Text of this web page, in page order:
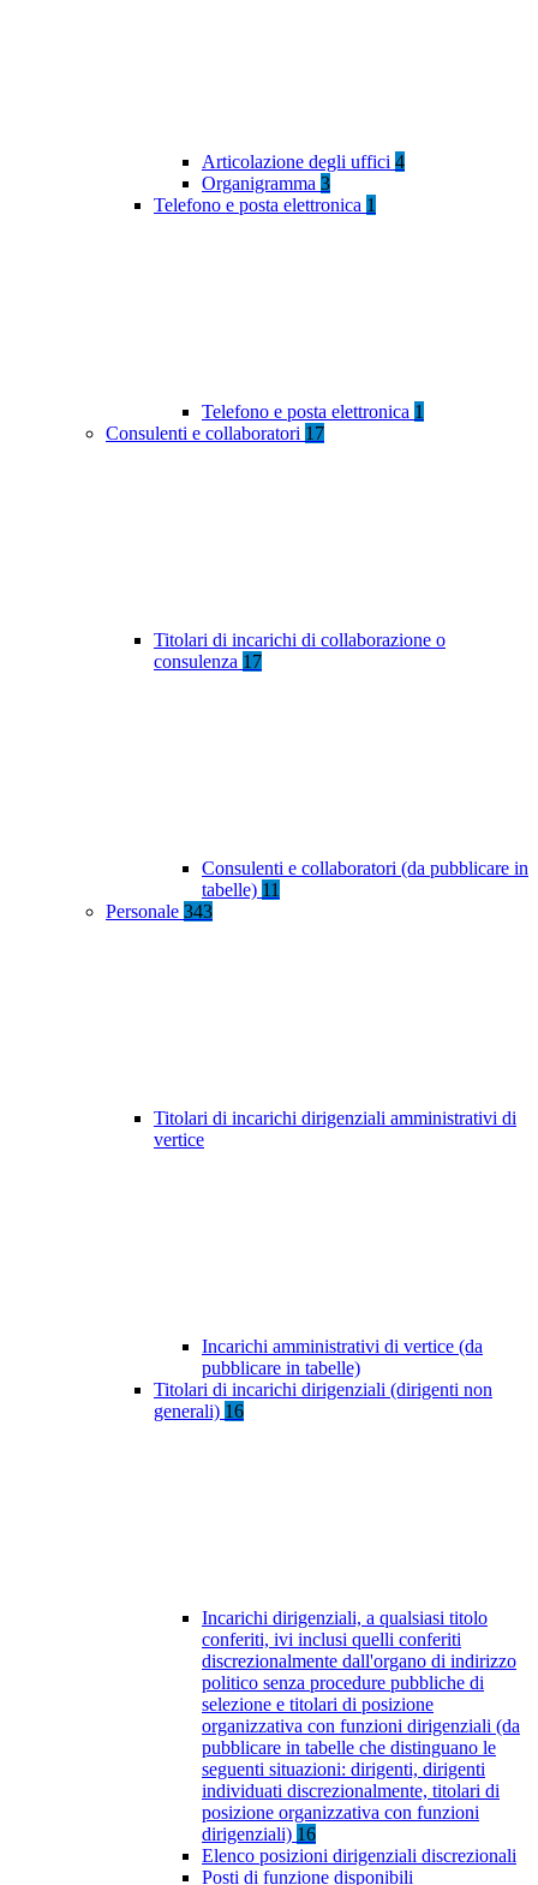
Articolazione degli uffici 4
Organigramma 3
Telefono e posta elettronica 1
Telefono e posta elettronica 1
Consulenti e collaboratori 17
Titolari di incarichi di collaborazione o
consulenza 17
Consulenti e collaboratori (da pubblicare in
tabelle) 11
Personale 343
Titolari di incarichi dirigenziali amministrativi di
vertice
Incarichi amministrativi di vertice (da
pubblicare in tabelle)
Titolari di incarichi dirigenziali (dirigenti non
generali) 16
Incarichi dirigenziali, a qualsiasi titolo
conferiti, ivi inclusi quelli conferiti
discrezionalmente dall'organo di indirizzo
politico senza procedure pubbliche di
selezione e titolari di posizione
organizzativa con funzioni dirigenziali (da
pubblicare in tabelle che distinguano le
seguenti situazioni: dirigenti, dirigenti
individuati discrezionalmente, titolari di
posizione organizzativa con funzioni
dirigenziali) 16
Elenco posizioni dirigenziali discrezionali
Posti di funzione disponibili